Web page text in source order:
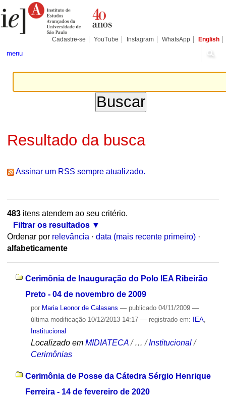
para
conteúdo.
Pessoais
Cadastre-se YouTube Instagram WhatsApp English
menu
Resultado da busca
Assinar um RSS sempre atualizado.
483itens atendem ao seu critério.
Filtrar os resultados
Ordenar por relevância · data (mais recente primeiro) ·
alfabeticamente
Cerimônia de Inauguração do Polo IEA Ribeirão
Preto - 04 de novembro de 2009
por Maria Leonor de Calasans — publicado04/11/2009 —
última modificação10/12/2013 14:17 — registrado em: IEA,
Institucional
Localizado em MIDIATECA /…/Institucional /
Cerimônias
Cerimônia de Posse da Cátedra Sérgio Henrique
Ferreira - 14 de fevereiro de 2020